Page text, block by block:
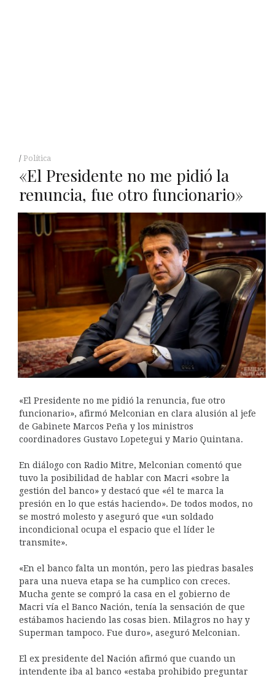
Política
«El Presidente no me pidió la
renuncia, fue otro funcionario»
«El Presidente no me pidió la renuncia, fue otro
funcionario», afirmó Melconian en clara alusión al jefe
de Gabinete Marcos Peña y los ministros
coordinadores Gustavo Lopetegui y Mario Quintana.
En diálogo con Radio Mitre, Melconian comentó que
tuvo la posibilidad de hablar con Macri «sobre la
gestión del banco» y destacó que «él te marca la
presión en lo que estás haciendo». De todos modos, no
se mostró molesto y aseguró que «un soldado
incondicional ocupa el espacio que el líder le
transmite».
«En el banco falta un montón, pero las piedras basales
para una nueva etapa se ha cumplico con creces.
Mucha gente se compró la casa en el gobierno de
Macri vía el Banco Nación, tenía la sensación de que
estábamos haciendo las cosas bien. Milagros no hay y
Superman tampoco. Fue duro», aseguró Melconian.
El ex presidente del Nación afirmó que cuando un
intendente iba al banco «estaba prohibido preguntar